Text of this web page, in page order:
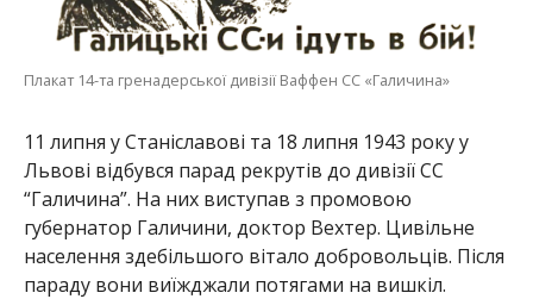
Плакат 14-та гренадерської дивізії Ваффен СС «Галичина»
11 липня у Станіславові та 18 липня 1943 року у
Львові відбувся парад рекрутів до дивізії СС
“Галичина”. На них виступав з промовою
губернатор Галичини, доктор Вехтер. Цивільне
населення здебільшого вітало добровольців. Після
параду вони виїжджали потягами на вишкіл.